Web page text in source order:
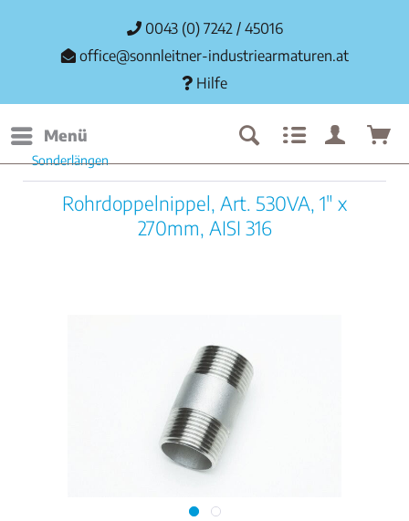
0043 (0) 7242 / 45016
office@sonnleitner-industriearmaturen.at
Hilfe
Menü
Sonderlängen
Rohrdoppelnippel, Art. 530VA, 1" x
270mm, AISI 316